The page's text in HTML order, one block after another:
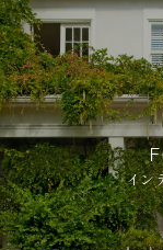
イン